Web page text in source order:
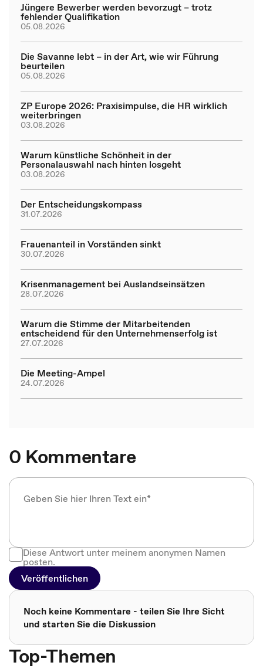
Jüngere Bewerber werden bevorzugt – trotz
fehlender Qualifikation
05.08.2026
Die Savanne lebt – in der Art, wie wir Führung
beurteilen
05.08.2026
ZP Europe 2026: Praxisimpulse, die HR wirklich
weiterbringen
03.08.2026
Warum künstliche Schönheit in der
Personalauswahl nach hinten losgeht
03.08.2026
Der Entscheidungskompass
31.07.2026
Frauenanteil in Vorständen sinkt
30.07.2026
Krisenmanagement bei Auslandseinsätzen
28.07.2026
Warum die Stimme der Mitarbeitenden
entscheidend für den Unternehmenserfolg ist
27.07.2026
Die Meeting-Ampel
24.07.2026
0 Kommentare
Diese Antwort unter meinem anonymen Namen
posten.
Veröffentlichen
Noch keine Kommentare - teilen Sie Ihre Sicht
und starten Sie die Diskussion
Top-Themen